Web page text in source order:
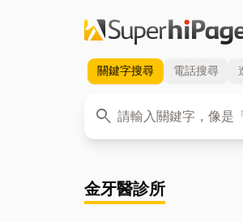
關鍵字搜尋 電話搜尋
search
關鍵字
金牙醫診所